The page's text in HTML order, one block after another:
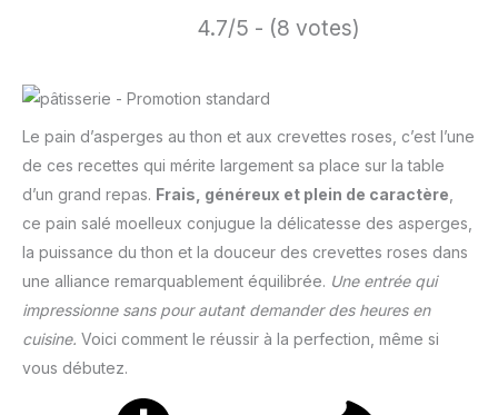
4.7/5 - (8 votes)
Le pain d’asperges au thon et aux crevettes roses, c’est l’une
de ces recettes qui mérite largement sa place sur la table
d’un grand repas. Frais, généreux et plein de caractère
ce pain salé moelleux conjugue la délicatesse des asperges,
la puissance du thon et la douceur des crevettes roses dans
une alliance remarquablement équilibrée. Une entrée qui
impressionne sans pour autant demander des heures en
cuisine. Voici comment le réussir à la perfection, même si
vous débutez.